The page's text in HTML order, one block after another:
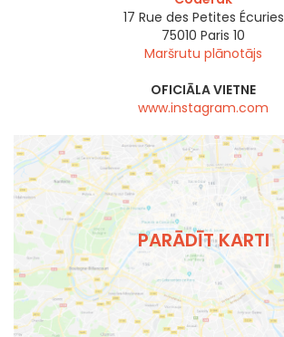
17 Rue des Petites Écuries
75010 Paris 10
Maršrutu plānotājs
OFICIĀLA VIETNE
www.instagram.com
PARĀDĪT KARTI